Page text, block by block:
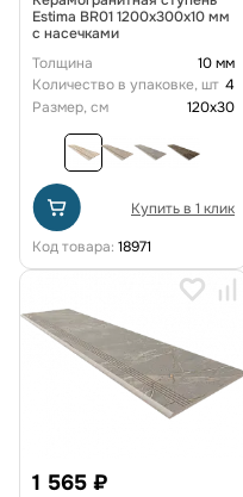
Estima BR01 1200x300x10 мм
с насечками
Толщина
10 мм
Количество в упаковке, шт 4
Размер, см
120x30
Купить в 1 клик
Код товара: 18971
1 565 ₽